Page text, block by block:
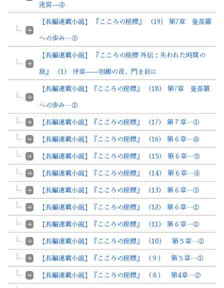
迷宮—④
【長編連載小説】 『こころの座標』 （19） 第7章 曼荼羅
への歩み―③
【長編連載小説】 『こころの座標 外伝：失われた時間の
旅』 （1） 序章——別離の夜、門を前に
【長編連載小説】『こころの座標』 （18） 第7章 曼荼羅
への歩み―②
【長編連載小説】『こころの座標』 （17） 第７章―①
【長編連載小説】『こころの座標』 （16） 第６章―⑥
【長編連載小説】『こころの座標』 （15） 第６章―⑤
【長編連載小説】『こころの座標』 （14） 第６章―④
【長編連載小説】『こころの座標』 （13） 第６章―③
【長編連載小説】『こころの座標』 （12） 第６章―②
【長編連載小説】『こころの座標』 （11） 第６章―①
【長編連載小説】『こころの座標』 （10） 第５章―②
【長編連載小説】『こころの座標』 （９） 第５章―①
【長編連載小説】『こころの座標』 （８） 第4章―②